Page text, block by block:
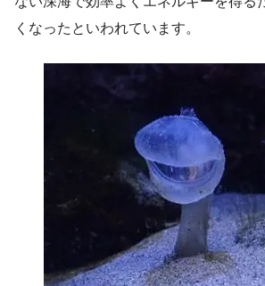
くなったといわれています。